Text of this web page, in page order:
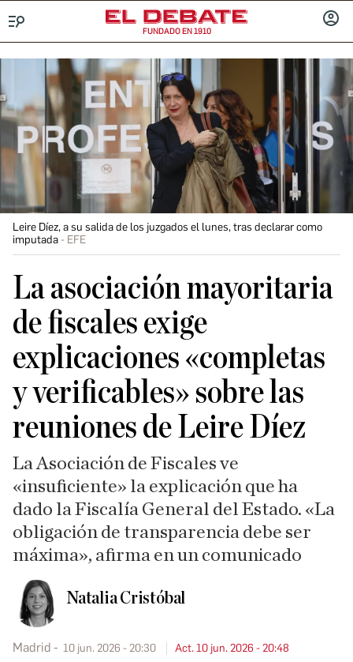
FUNDADO EN 1910
Leire Díez, a su salida de los juzgados el lunes, tras declarar como
imputada
EFE
La asociación mayoritaria
de fiscales exige
explicaciones «completas
y verificables» sobre las
reuniones de Leire Díez
La Asociación de Fiscales ve
«insuficiente» la explicación que ha
dado la Fiscalía General del Estado. «La
obligación de transparencia debe ser
máxima», afirma en un comunicado
Natalia Cristóbal
Madrid 10 jun. 2026 - 20:30 Act. 10 jun. 2026 - 20:48